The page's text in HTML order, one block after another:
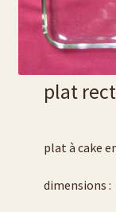
gravure de
L’art de la
liste carafe à
Liste tasses
plat
plat à cake
dimensions :